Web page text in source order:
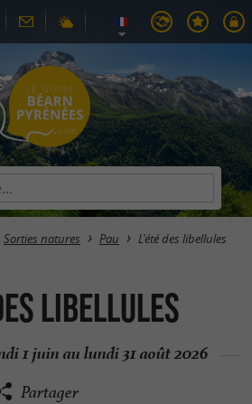
Sorties natures Pau L'été des libellules
libellules
1 juin au lundi 31 août 2026
Partager